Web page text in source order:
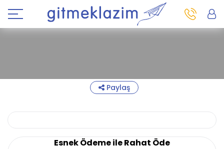
Paylaş
Esnek Ödeme ile Rahat Öde